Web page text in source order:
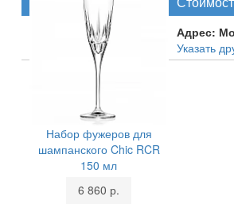
Набор фужеров для
шампанского Chic RCR
150 мл
6 860 р.
Адрес:
Указать